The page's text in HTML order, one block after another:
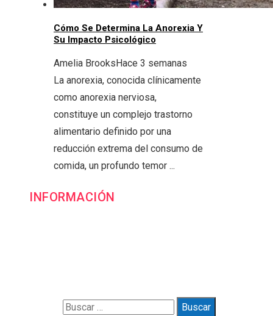
Cómo Se Determina La Anorexia Y
Su Impacto Psicológico
Amelia BrooksHace 3 semanas
La anorexia, conocida clínicamente
como anorexia nerviosa,
constituye un complejo trastorno
alimentario definido por una
reducción extrema del consumo de
comida, un profundo temor ...
INFORMACIÓN